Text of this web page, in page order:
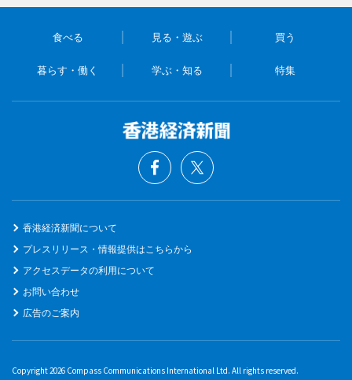
食べる 見る・遊ぶ 買う
暮らす・働く 学ぶ・知る 特集
香港経済新聞について
プレスリリース・情報提供はこちらから
アクセスデータの利用について
お問い合わせ
広告のご案内
Copyright 2026 Compass Communications International Ltd. All rights reserved.